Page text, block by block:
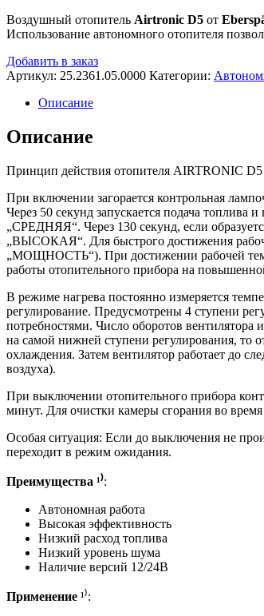
Воздушный отопитель Airtronic D5 от
Использование автономного отопителя
Добавить в заказ
Артикул: 25.2361.05.0000 Категории:
Описание
Описание
Принцип действия отопителя AIRTRONIC
При включении загорается контрольная
Через 50 секунд запускается подача
„СРЕДНЯЯ“. Через 130 секунд, если
„ВЫСОКАЯ“. Для быстрого достижения
„МОЩНОСТЬ“). При достижении рабочей
работы отопительного прибора на
В режиме нагрева постоянно измеряется
регулирование. Предусмотрены 4 ступени
потребностями. Число оборотов
на самой нижней ступени регулирования, то
охлаждения. Затем вентилятор работает до
воздуха).
При выключении отопительного прибора
минут. Для очистки камеры сгорания во
Особая ситуация: Если до выключения не
переходит в режим ожидания.
Преимущества ¹⁾:
Автономная работа
Высокая эффективность
Низкий расход топлива
Низкий уровень шума
Наличие версий 12/24В
Применение ¹⁾: